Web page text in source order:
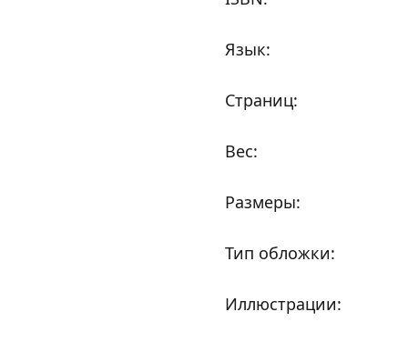
Язык:
Страниц:
Вес:
Размеры:
Тип обложки:
Иллюстрации: